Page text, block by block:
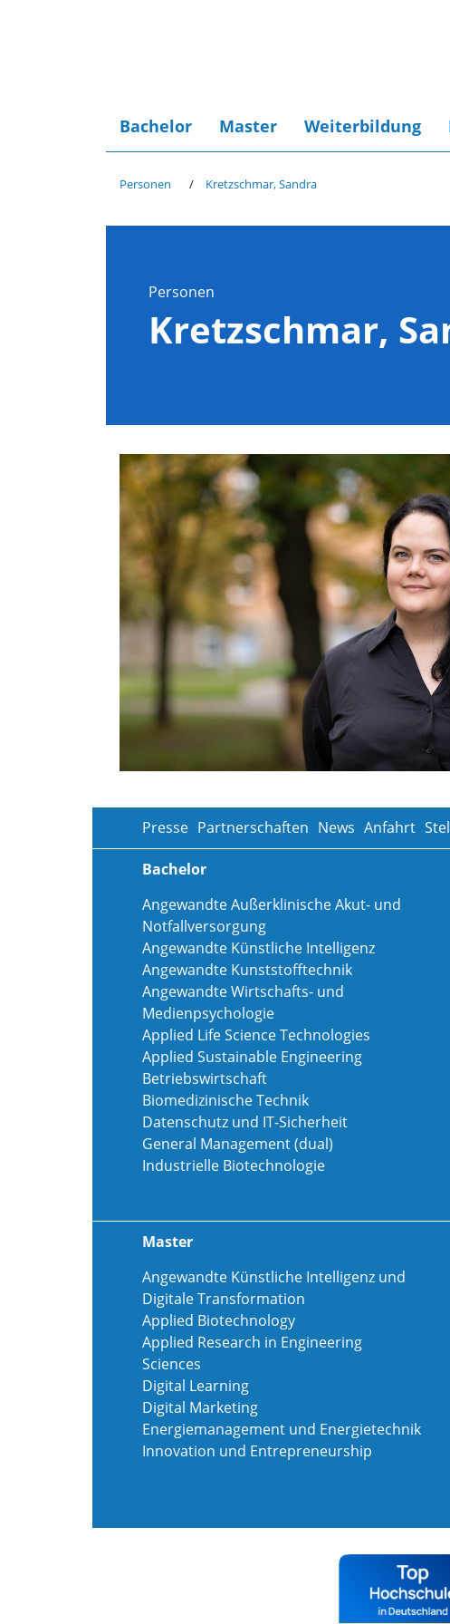
Bachelor Master Weiterbildung
Personen Kretzschmar, Sandra
Personen
Kretzschmar,
Presse Partnerschaften News Anfahrt
Bachelor
Angewandte Außerklinische Akut- und
Notfallversorgung
Angewandte Künstliche Intelligenz
Angewandte Kunststofftechnik
Angewandte Wirtschafts- und
Medienpsychologie
Applied Life Science Technologies
Applied Sustainable Engineering
Betriebswirtschaft
Biomedizinische Technik
Datenschutz und IT-Sicherheit
General Management (dual)
Industrielle Biotechnologie
Master
Angewandte Künstliche Intelligenz und
Digitale Transformation
Applied Biotechnology
Applied Research in Engineering
Sciences
Digital Learning
Digital Marketing
Energiemanagement und Energietechnik
Innovation und Entrepreneurship